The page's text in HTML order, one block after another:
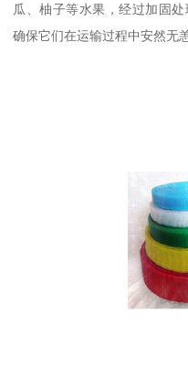
瓜、柚子等水果，经过加固
确保它们在运输过程中安然无恙